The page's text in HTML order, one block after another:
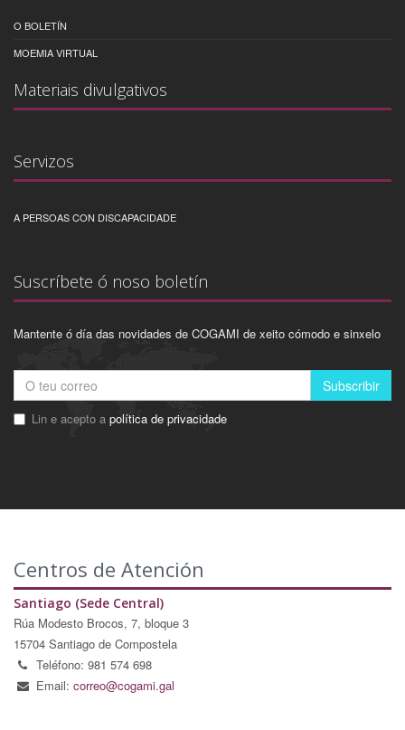
O BOLETÍN
MOEMIA VIRTUAL
Materiais divulgativos
Servizos
A PERSOAS CON DISCAPACIDADE
Suscríbete ó noso boletín
Mantente ó día das novidades de COGAMI de xeito cómodo e sinxelo
Subscribir
Lin e acepto a política de privacidade
Centros de Atención
Santiago (Sede Central)
Rúa Modesto Brocos, 7, bloque 3
15704 Santiago de Compostela
Teléfono: 981 574 698
Email: correo@cogami.gal